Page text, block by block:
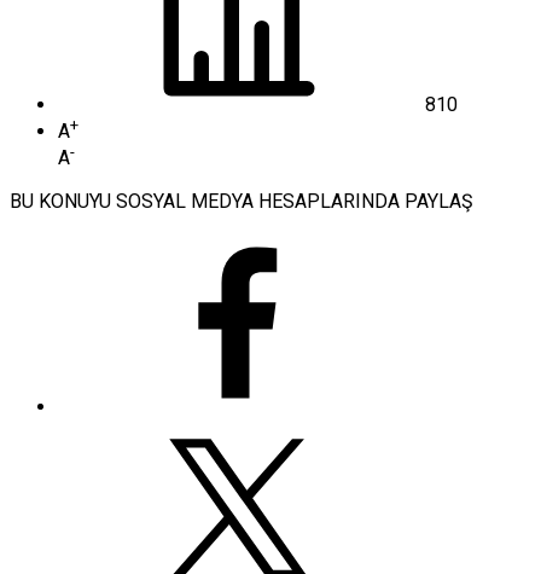
810
A+
A-
BU KONUYU SOSYAL MEDYA HESAPLARINDA PAYLAŞ